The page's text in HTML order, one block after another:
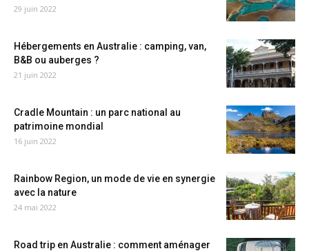
29 juin 2022
Hébergements en Australie : camping, van,
B&B ou auberges ?
21 juin 2022
Cradle Mountain : un parc national au
patrimoine mondial
16 juin 2022
Rainbow Region, un mode de vie en synergie
avec la nature
24 mai 2022
Road trip en Australie : comment aménager